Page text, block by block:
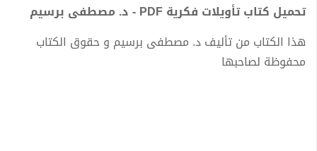
تحميل كتاب تأويلات فكرية PDF - د. مصطفى برسيم
هذا الكتاب من تأليف د. مصطفى برسيم و حقوق الكتاب
محفوظة لصاحبها